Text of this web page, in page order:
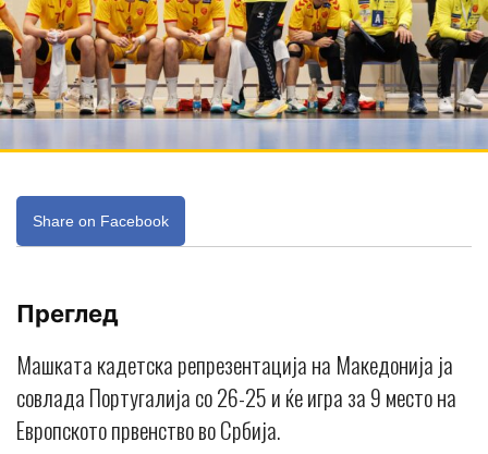
Share on Facebook
Преглед
Машката кадетска репрезентација на Македонија ја
совлада Португалија со 26-25 и ќе игра за 9 место на
Европското првенство во Србија.